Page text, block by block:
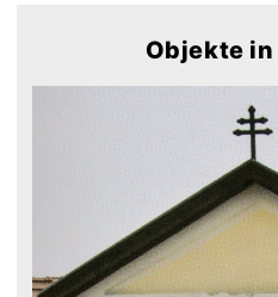
Objekte in